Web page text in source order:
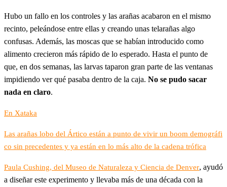
Hubo un fallo en los controles y las arañas acabaron en el mismo
recinto, peleándose entre ellas y creando unas telarañas algo
confusas. Además, las moscas que se habían introducido como
alimento crecieron más rápido de lo esperado. Hasta el punto de
que, en dos semanas, las larvas taparon gran parte de las ventanas
impidiendo ver qué pasaba dentro de la caja. No se pudo sacar
nada en claro.
En Xataka
Las arañas lobo del Ártico están a punto de vivir un boom demográfi
co sin precedentes y ya están en lo más alto de la cadena trófica
Paula Cushing, del Museo de Naturaleza y Ciencia de Denver, ayudó
a diseñar este experimento y llevaba más de una década con la